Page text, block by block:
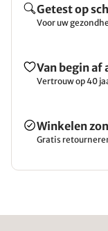
Getest op
Voor uw
Van begin
Vertrouw op 40
Winkelen
Gratis